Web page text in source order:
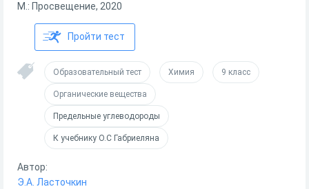
М.: Просвещение, 2020
Пройти тест
Образовательный тест Химия 9 класс
Органические вещества
Предельные углеводороды
К учебнику О.С Габриеляна
Автор:
Э.А. Ласточкин